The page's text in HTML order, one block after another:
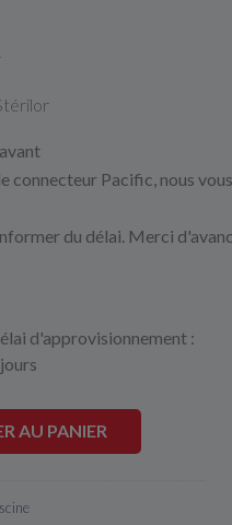
le connecteur Pacific, nous
du délai. Merci
d'approvisionnement :
AU PANIER